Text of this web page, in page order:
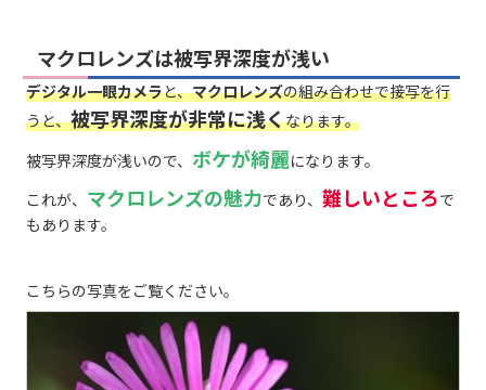
マクロレンズは被写界深度が浅い
デジタル一眼カメラと、マクロレンズの組み合わせで接写を行
うと、被写界深度が非常に浅くなります。
被写界深度が浅いので、 ボケが綺麗になります。
これが、 マクロレンズの魅力であり、 難しいところで
もあります。
こちらの写真をご覧ください。